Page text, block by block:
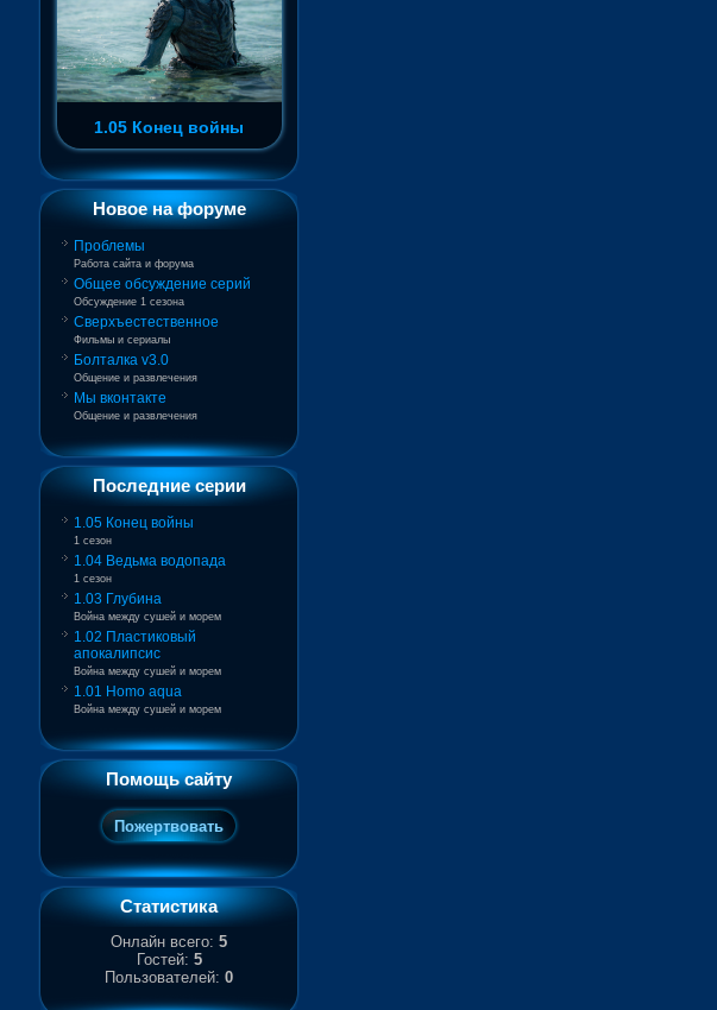
1.05 Конец войны
Новое на форуме
Проблемы
Работа сайта и форума
Общее обсуждение серий
Обсуждение 1 сезона
Сверхъестественное
Фильмы и сериалы
Болталка v3.0
Общение и развлечения
Мы вконтакте
Общение и развлечения
Последние серии
1.05 Конец войны
1 сезон
1.04 Ведьма водопада
1 сезон
1.03 Глубина
Война между сушей и морем
1.02 Пластиковый
апокалипсис
Война между сушей и морем
1.01 Homo aqua
Война между сушей и морем
Помощь сайту
Статистика
Онлайн всего: 5
Гостей: 5
Пользователей: 0